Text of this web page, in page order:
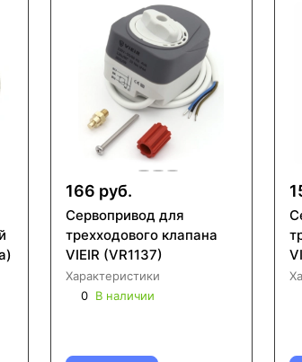
166 руб.
Сервопривод для
трехходового клапана
VIEIR (VR1137)
Характеристики
0 В наличии